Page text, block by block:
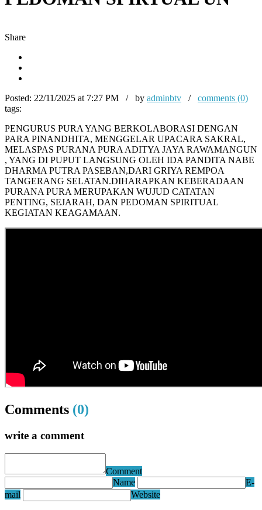
Share
Posted: 22/11/2025 at 7:27 PM / by adminbtv / comments (0)
tags:
PENGURUS PURA YANG BERKOLABORASI DENGAN
PARA PINANDHITA, MENGGELAR UPACARA SAKRAL,
MELASPAS PURANA PURA ADITYA JAYA RAWAMANGUN
, YANG DI PUPUT LANGSUNG OLEH IDA PANDITA NABE
DHARMA PUTRA PASEBAN,DARI GRIYA REMPOA
TANGERANG SELATAN.DIHARAPKAN KEBERADAAN
PURANA PURA MERUPAKAN WUJUD CATATAN
PENTING, SEJARAH, DAN PEDOMAN SPIRITUAL
KEGIATAN KEAGAMAAN.
Comments (0)
write a comment
Comment
Name
E-
mail
Website